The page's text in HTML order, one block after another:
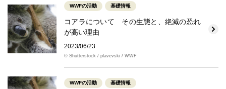
WWFの活動 基礎情報
コアラについて その生態と、絶滅の恐れ
が高い理由
2023/06/23
© Shutterstock / plavevski / WWF
WWFの活動 基礎情報